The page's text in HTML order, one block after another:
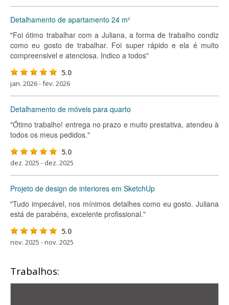
Detalhamento de apartamento 24 m²
"Foi ótimo trabalhar com a Juliana, a forma de trabalho condiz
como eu gosto de trabalhar. Foi super rápido e ela é muito
compreensivel e atenciosa. Indico a todos"
5.0
jan. 2026 - fev. 2026
Detalhamento de móveis para quarto
"Ótimo trabalho! entrega no prazo e muito prestativa, atendeu à
todos os meus pedidos."
5.0
dez. 2025 - dez. 2025
Projeto de design de interiores em SketchUp
"Tudo impecável, nos mínimos detalhes como eu gosto. Juliana
está de parabéns, excelente profissional."
5.0
nov. 2025 - nov. 2025
Trabalhos: